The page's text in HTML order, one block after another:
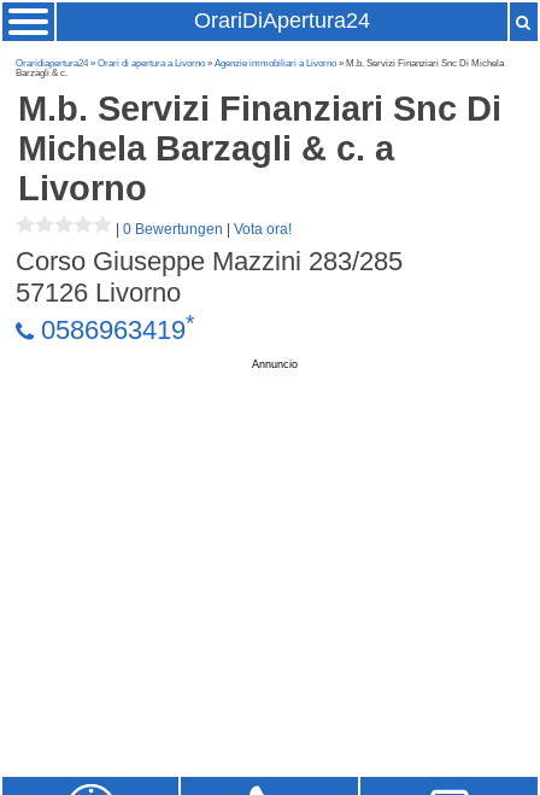
OrariDiApertura24
Oraridiapertura24»Orari di apertura a Livorno »Agenzie immobiliari a Livorno » M.b. Servizi Finanziari Snc Di Michela
Barzagli & c.
M.b. Servizi Finanziari Snc Di
Michela Barzagli & c. a
Livorno
|0 Bewertungen |Vota ora!
Corso Giuseppe Mazzini 283/285
57126 Livorno
0586963419*
Annuncio